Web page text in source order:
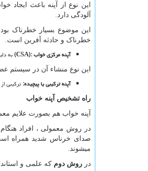
این نوع از آپنه باعث
آلودگی دارد.
این موضوع بسیار خطرناک
خطرناک و حادثه آفرین است.
آپنه مرکزی خواب(CSA):به
این نوع منشاء آن در سیستم
آپنه ترکیبی یا پیچیده:ترکیبی
راه تشخیص آپنه خواب
آپنه خواب هم بصورت علایم
در روش معمولی ، افراد
صدای خرناس شدید همراه
میشوند.
در روش دوم که علمی و